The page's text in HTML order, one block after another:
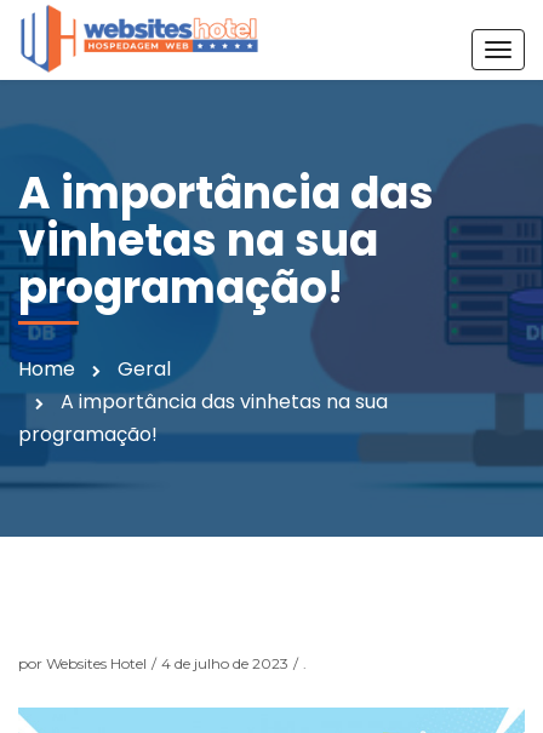
T
o
n
v
i
g
o
n
A importância das
vinhetas na sua
programação!
Home
Geral
A importância das vinhetas na sua
programação!
por Websites Hotel / 4 de julho de 2023 / .